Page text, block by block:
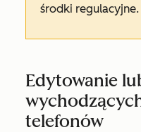
środki regulacyjne.
Edytowanie
telefonów